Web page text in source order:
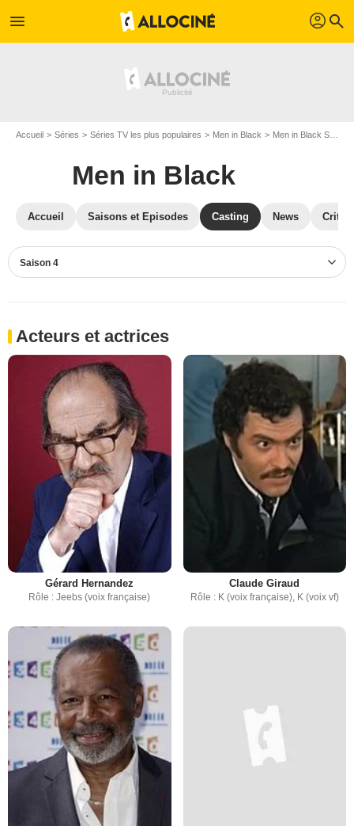
menu profil search
Accueil Séries Séries TV les plus populaires Men in Black Men in Black S04
Men in Black
Accueil Saisons et Episodes Casting News
Saison 4
Acteurs et actrices
Gérard Hernandez
Rôle : Jeebs (voix française)
Claude Giraud
Rôle : K (voix française), K (voix vf)